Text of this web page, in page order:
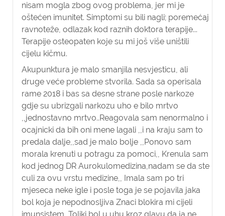
nisam mogla zbog ovog problema, jer mi je
oštećen imunitet. Simptomi su bili nagli; poremećaj
ravnoteže, odlazak kod raznih doktora terapije...
Terapije osteopaten koje su mi još više uništili
cijelu kičmu.
Akupunktura je malo smanjila nesvjesticu, ali
druge veće probleme stvorila. Sada sa operisala
rame 2018 i bas sa desne strane posle narkoze
gdje su ubrizgali narkozu uho e bilo mrtvo
,,jednostavno mrtvo..Reagovala sam nenormalno i
ocajnicki da bih oni mene lagali ,,i na kraju sam to
predala dalje,,sad je malo bolje ,,Ponovo sam
morala krenuti u potragu za pomoci,, Krenula sam
kod jednog DR Aurokulomedizina,nadam se da ste
culi za ovu vrstu medizine,, Imala sam po tri
mjeseca neke igle i posle toga je se pojavila jaka
bol koja je nepodnosljiva Znaci blokira mi cijeli